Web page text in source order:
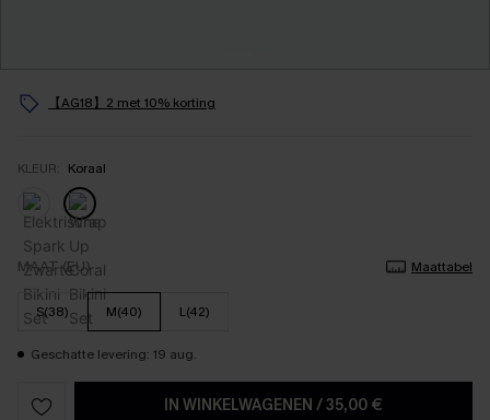
【AG18】2 met 10% korting
KLEUR: Koraal
MAAT (EU) Maattabel
S(38) M(40) L(42)
Geschatte levering: 19 aug.
IN WINKELWAGENEN /35,00 €